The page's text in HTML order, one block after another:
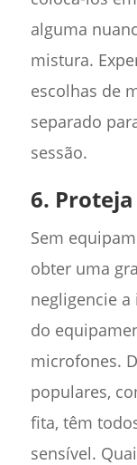
alguma
mistura.
escolhas de
separado
sessão.
6.
Sem
obter uma
negligencie
do
microfones.
populares,
fita, têm
sensível.